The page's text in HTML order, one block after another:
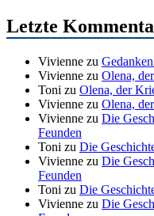
Letzte
Vivienne zu
Vivienne zu Olena,
Toni zu Olena, der
Vivienne zu Olena,
Vivienne zu Die
Feunden
Toni zu Die
Vivienne zu Die
Feunden
Toni zu Die
Vivienne zu Die